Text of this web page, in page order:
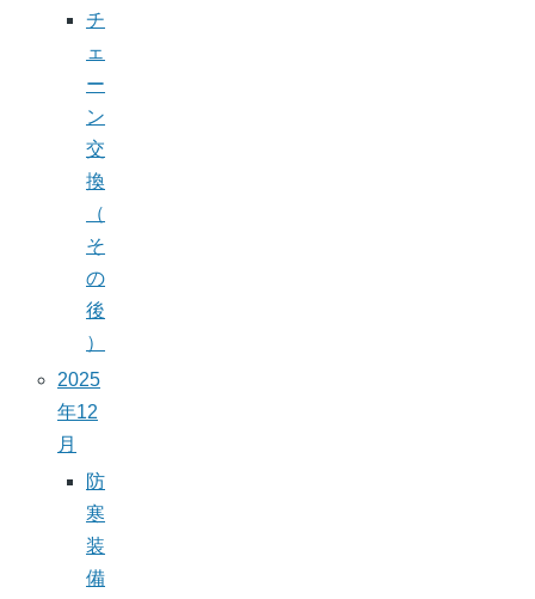
チ
ェ
ー
ン
交
換
（
そ
の
後
）
2025
年12
月
防
寒
装
備